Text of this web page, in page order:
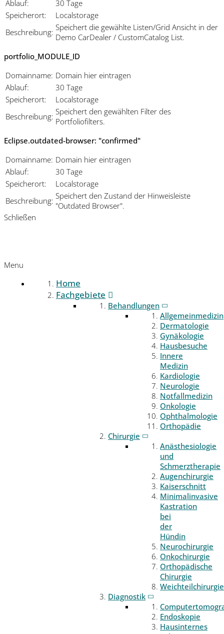
Ablauf:
30 Tage
Speicherort:
Localstorage
Beschreibung: Speichert die gewählte Listen/Grid Ansicht in der
Demo CarDealer / CustomCatalog List.
portfolio_MODULE_ID
Domainname: Domain hier eintragen
Ablauf:
30 Tage
Speicherort:
Localstorage
Beschreibung: Speichert den gewählten Filter des
Portfoliofilters.
Eclipse.outdated-browser: "confirmed"
Domainname: Domain hier eintragen
Ablauf:
30 Tage
Speicherort:
Localstorage
Beschreibung: Speichert den Zustand der Hinweisleiste
"Outdated Browser".
Schließen
Menu
Home
Fachgebiete
Behandlungen
Allgemeinmedizin
Dermatologie
Gynäkologie
Hausbesuche
Innere
Medizin
Kardiologie
Neurologie
Notfallmedizin
Onkologie
Ophthalmologie
Orthopädie
Chirurgie
Anästhesiologie
und
Schmerztherapie
Augenchirurgie
Kaiserschnitt
Minimalinvasive
Kastration
bei
der
Hündin
Neurochirurgie
Onkochirurgie
Orthopädische
Chirurgie
Weichteilchirurgie
Diagnostik
Endoskopie
Hausinternes